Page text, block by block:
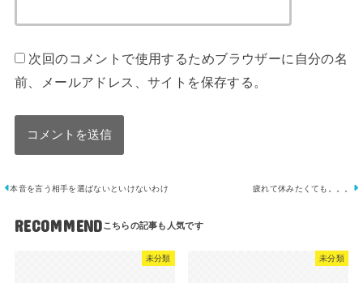
次回のコメントで使用するためブラウザーに自分の名
前、メールアドレス、サイトを保存する。
本音を言う相手を選ばないといけないわけ 疲れて休みたくても。。。
RECOMMEND
未分類 未分類